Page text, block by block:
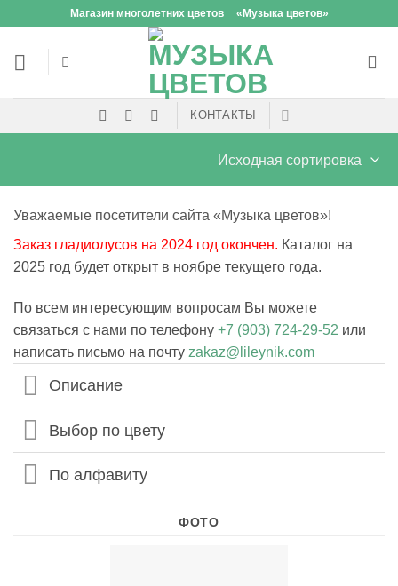
content
Магазин многолетних цветов «Музыка цветов»
КОНТАКТЫ
Уважаемые посетители сайта «Музыка цветов»!
Заказ гладиолусов на 2024 год окончен. Каталог на
2025 год будет открыт в ноябре текущего года.
По всем интересующим вопросам Вы можете
связаться с нами по телефону +7 (903) 724-29-52 или
написать письмо на почту zakaz@lileynik.com
Описание
Выбор по цвету
По алфавиту
ФОТО